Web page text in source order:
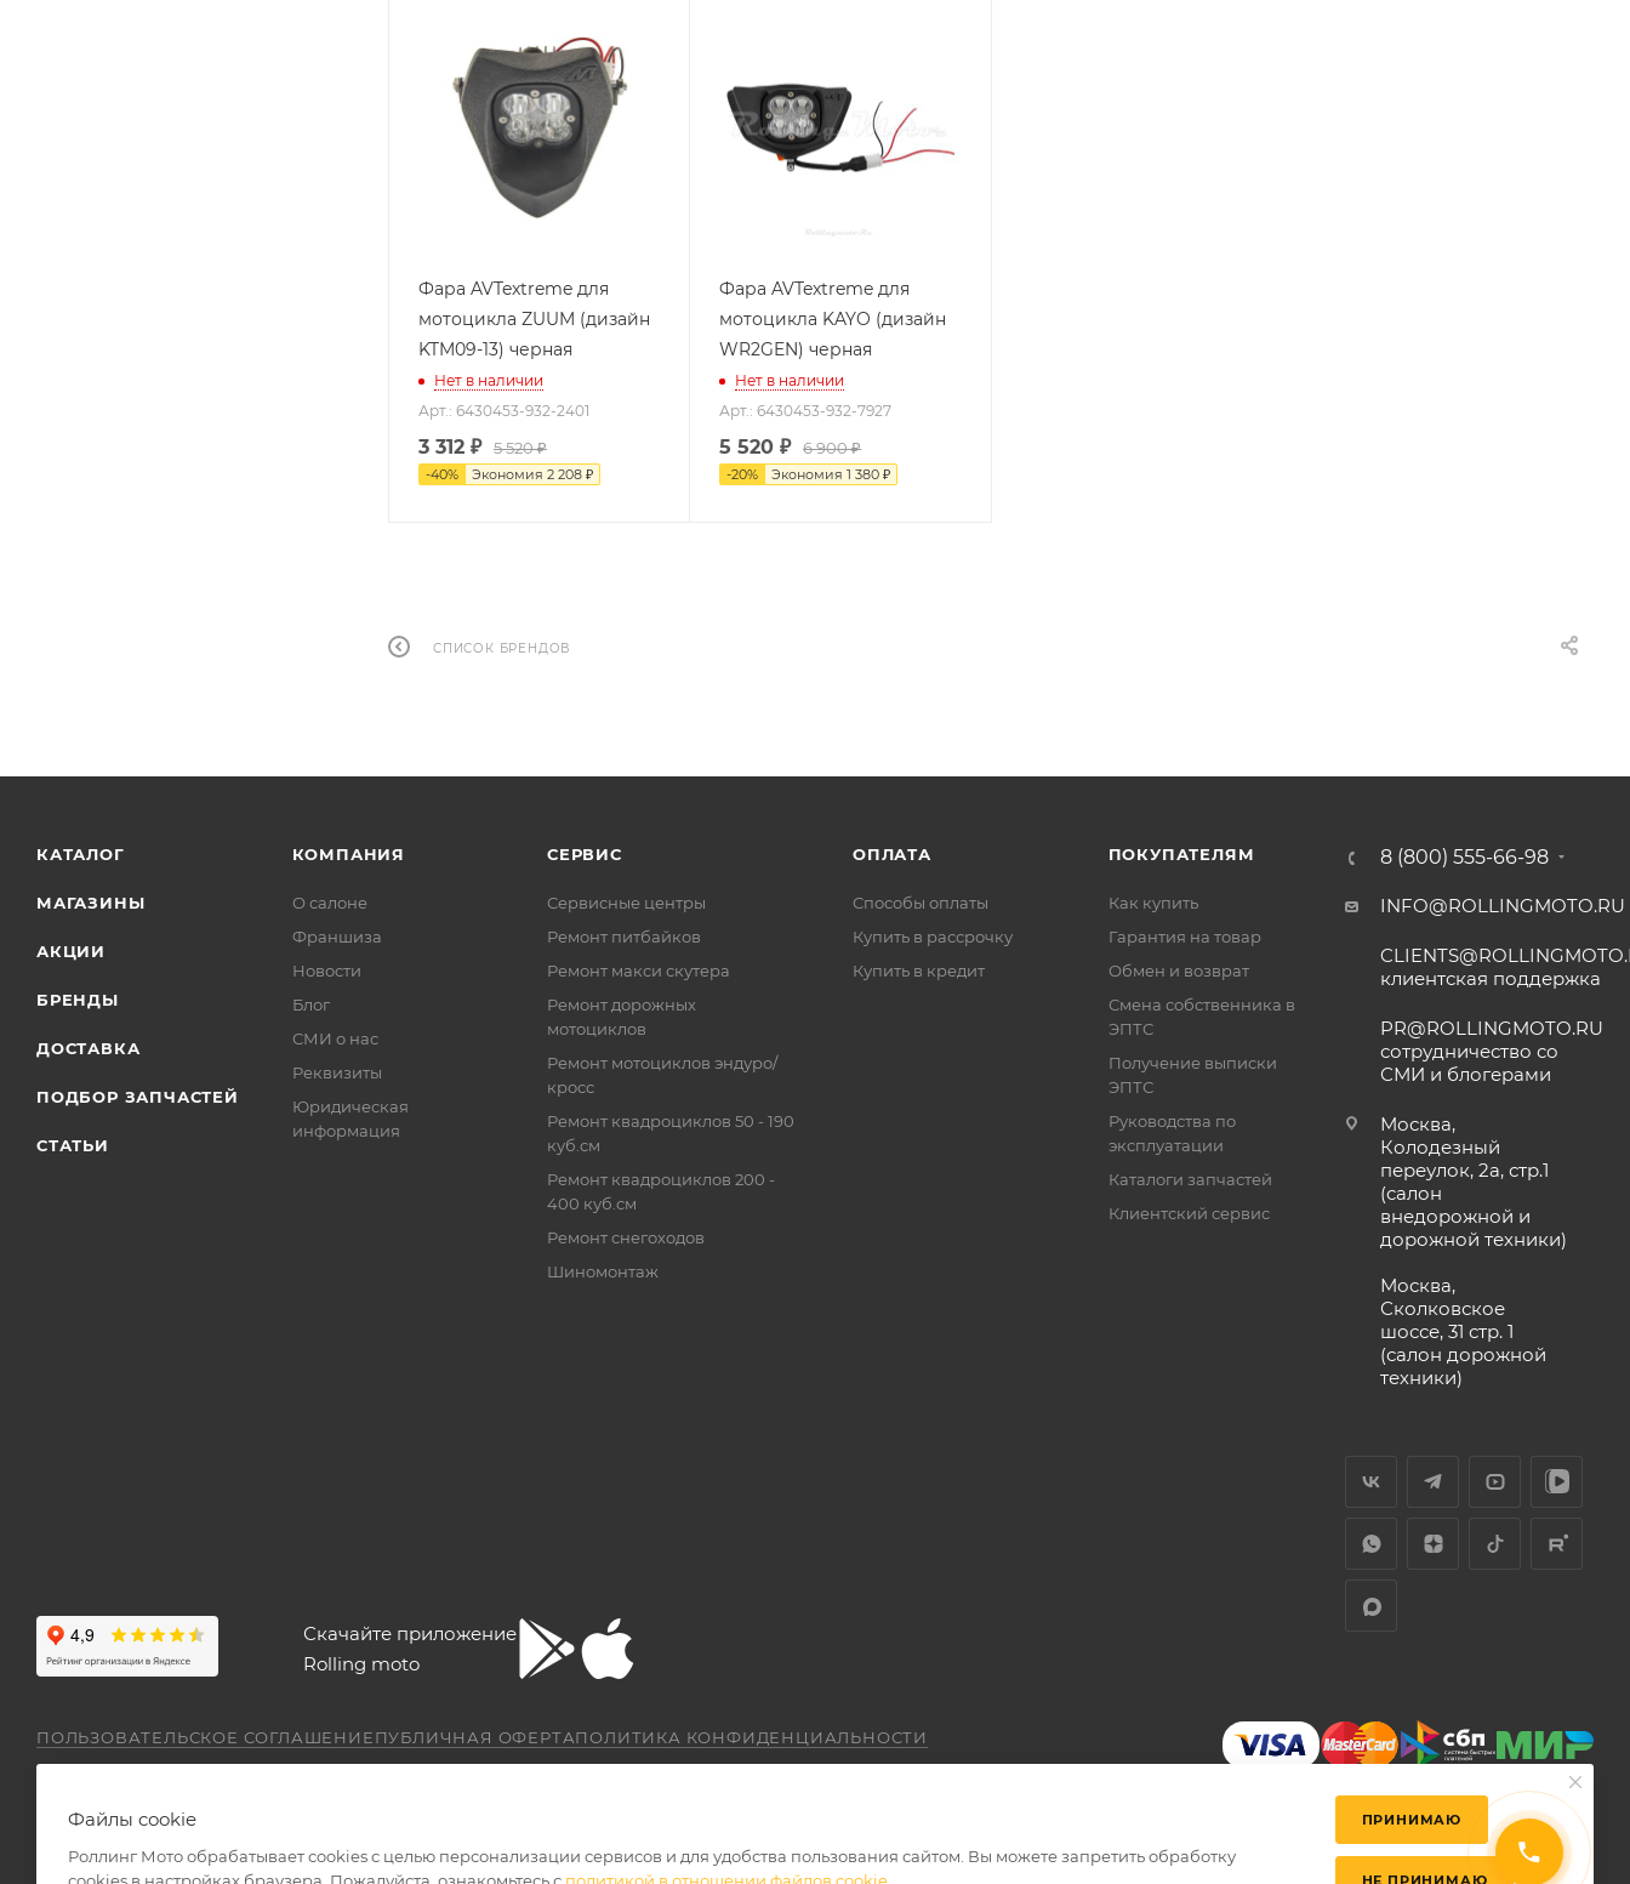
Фара AVTextreme для
мотоцикла ZUUM (дизайн
KTM09-13) черная
Нет в наличии
Арт.: 6430453-932-2401
3 312 ₽ 5 520 ₽
-40% Экономия 2 208 ₽
Фара AVTextreme для
мотоцикла KAYO (дизайн
WR2GEN) черная
Нет в наличии
Арт.: 6430453-932-7927
5 520 ₽ 6 900 ₽
-20% Экономия1 380 ₽
СПИСОК БРЕНДОВ
КАТАЛОГ
МАГАЗИНЫ
АКЦИИ
БРЕНДЫ
ДОСТАВКА
ПОДБОР ЗАПЧАСТЕЙ
СТАТЬИ
КОМПАНИЯ
О салоне
Франшиза
Новости
Блог
СМИ о нас
Реквизиты
Юридическая
информация
СЕРВИС
Сервисные центры
Ремонт питбайков
Ремонт макси скутера
Ремонт дорожных
мотоциклов
Ремонт мотоциклов эндуро/
кросс
Ремонт квадроциклов 50 - 190
куб.см
Ремонт квадроциклов 200 -
400 куб.см
Ремонт снегоходов
Шиномонтаж
ОПЛАТА
Способы оплаты
Купить в рассрочку
Купить в кредит
ПОКУПАТЕЛЯМ
Как купить
Гарантия на товар
Обмен и возврат
Смена собственника в
ЭПТС
Получение выписки
ЭПТС
Руководства по
эксплуатации
Каталоги запчастей
Клиентский сервис
8 (800) 555-66-98
INFO@ROLLINGMOTO.RU
клиентская поддержка
PR@ROLLINGMOTO.RU
сотрудничество со
СМИ и блогерами
Москва,
Колодезный
переулок, 2а, стр.1
(салон
внедорожной и
дорожной техники)
Москва,
Сколковское
шоссе, 31 стр. 1
(салон дорожной
техники)
Скачайте приложение
Rolling moto
ПОЛЬЗОВАТЕЛЬСКОЕ СОГЛАШЕНИЕПУБЛИЧНАЯ ОФЕРТАПОЛИТИКА КОНФИДЕНЦИАЛЬНОСТИ
Файлы cookie
Роллинг Мото обрабатывает сookies с целью персонализации сервисов и для удобства пользования сайтом. Вы можете запретить обработку
сookies в настройках браузера. Пожалуйста, ознакомьтесь с политикой в отношении файлов cookie
ПРИНИМАЮ
НЕ ПРИНИМАЮ